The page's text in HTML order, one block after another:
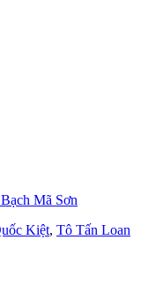
Mã Sơn
Kiệt, Tô Tấn Loan